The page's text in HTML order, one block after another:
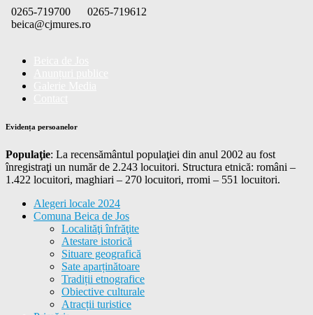
Skip
to
0265-719700
0265-719612
beica@cjmures.ro
Evidența persoanelor
Populaţie: La recensământul populaţiei din anul 2002 au fost
înregistraţi un număr de 2.243 locuitori. Structura etnică: români –
1.422 locuitori, maghiari – 270 locuitori, rromi – 551 locuitori.
Alegeri locale 2024
Comuna Beica de Jos
Localităţi înfrăţite
Atestare istorică
Situare geografică
Sate aparținătoare
Tradiții etnografice
Obiective culturale
Atracții turistice